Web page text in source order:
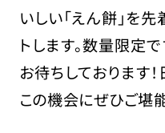
いしい「えん餅」を
トします。数量限定
お待ちしております
この機会にぜひご堪